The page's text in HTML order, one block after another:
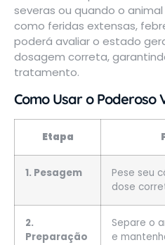
severas ou quando o
como feridas extensas,
poderá avaliar o estado
dosagem correta,
tratamento.
Como Usar o Poderoso
Etapa
1. Pesagem
Pese seu
dose
2.
Preparação
Separe o
e